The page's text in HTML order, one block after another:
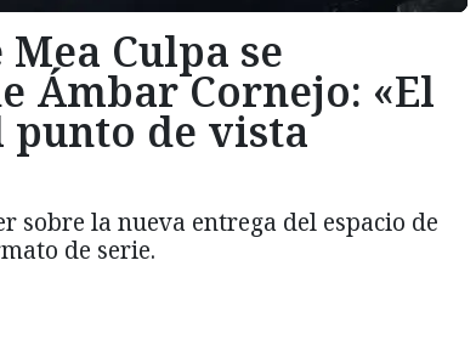
Culpa se
Ámbar Cornejo: «El
punto de vista
sobre la nueva entrega del espacio de
de serie.